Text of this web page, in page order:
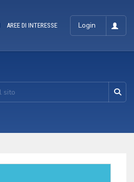
Login
AREE DI INTERESSE